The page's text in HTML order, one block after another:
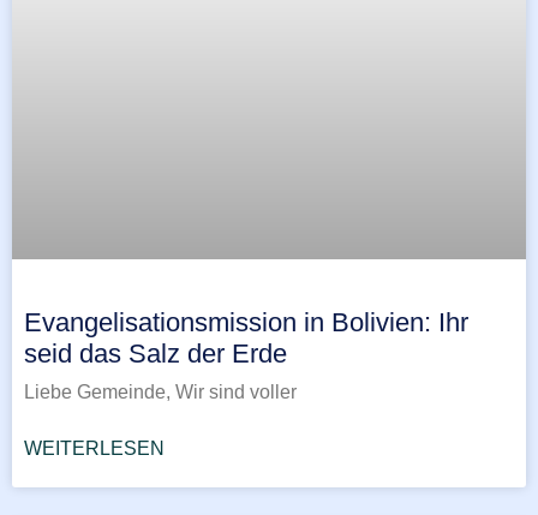
Evangelisationsmission in Bolivien: Ihr
seid das Salz der Erde
Liebe Gemeinde, Wir sind voller
WEITERLESEN